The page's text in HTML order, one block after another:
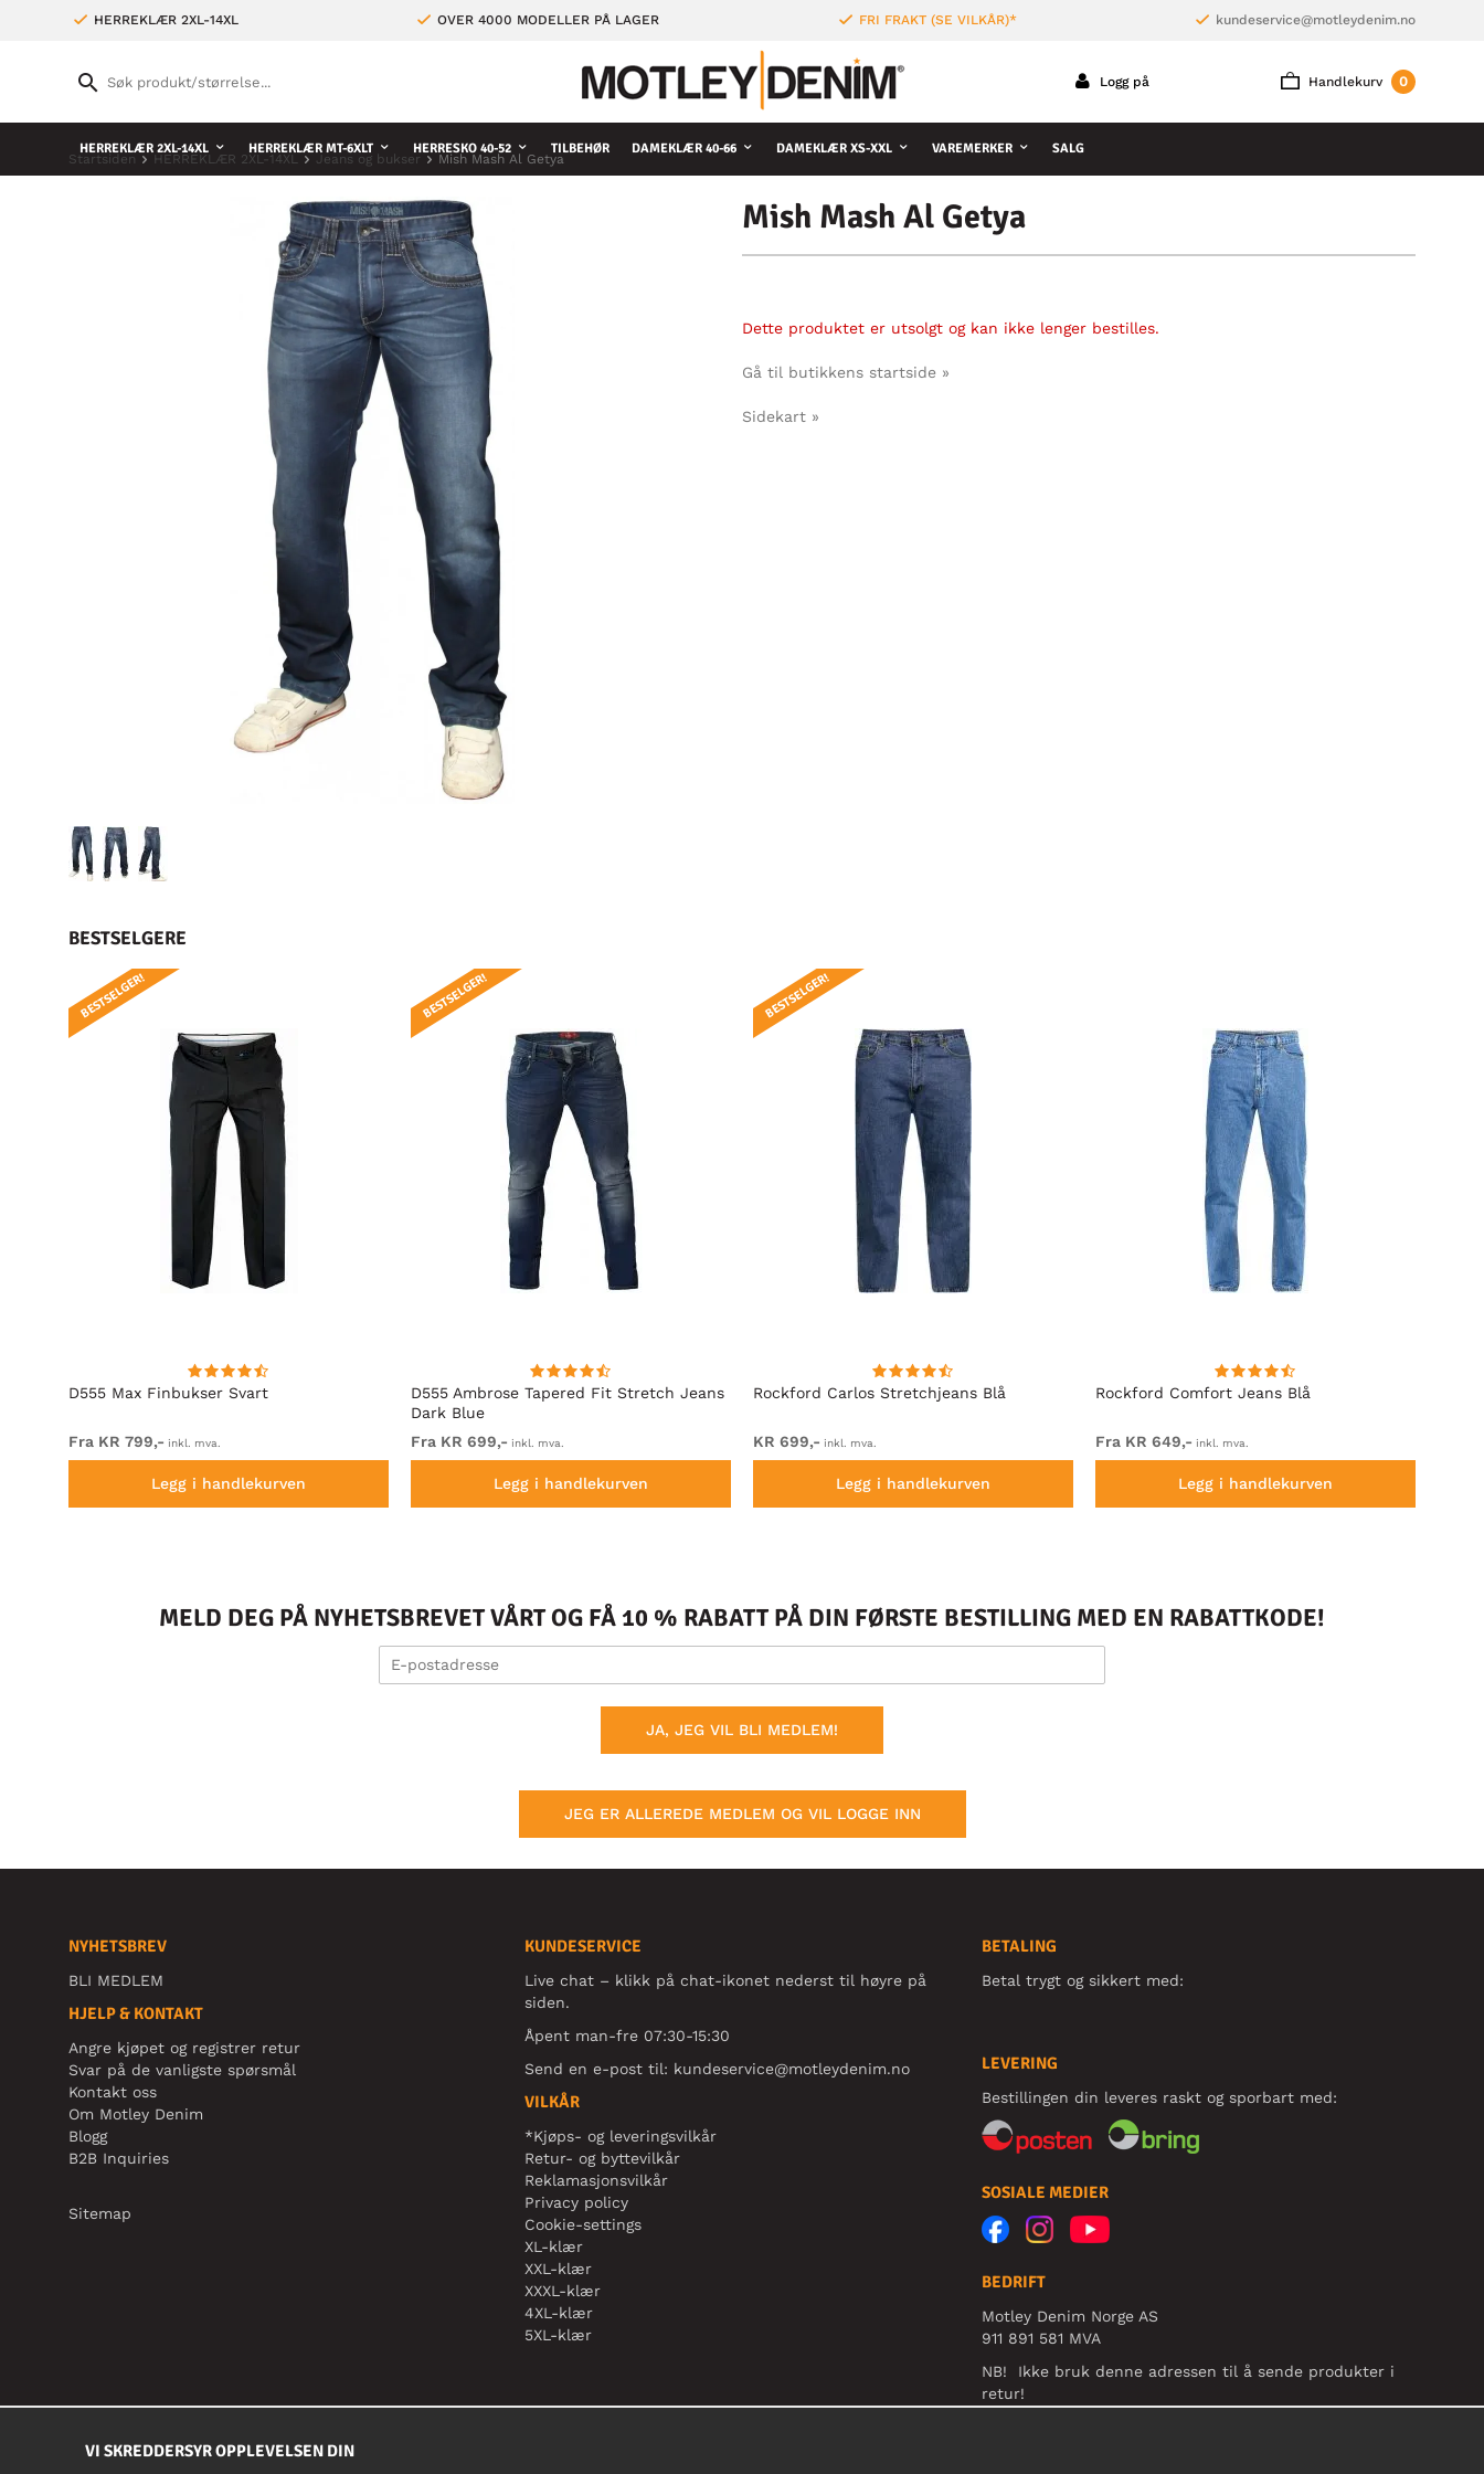
HERREKLÆR 2XL-14XL OVER 4000 MODELLER PÅ LAGER FRI FRAKT (SE VILKÅR)* kundeservice@motleydenim.no
Handlekurv 0
Logg på
HERREKLÆR 2XL-14XL HERREKLÆR MT-6XLT HERRESKO 40-52 TILBEHØR DAMEKLÆR 40-66 DAMEKLÆR XS-XXL VAREMERKER SALG
Startsiden HERREKLÆR 2XL-14XL Jeans og bukser Mish Mash Al Getya
Mish Mash Al Getya
Dette produktet er utsolgt og kan ikke lenger bestilles.
Gå til butikkens startside »
Sidekart »
BESTSELGERE
D555 Max Finbukser Svart
BESTSELGER!
Fra KR 799,- inkl. mva.
Legg i handlekurven
D555 Ambrose Tapered Fit Stretch Jeans
Dark Blue
BESTSELGER!
Fra KR 699,- inkl. mva.
Legg i handlekurven
Rockford Carlos Stretchjeans Blå
BESTSELGER!
KR 699,- inkl. mva.
Legg i handlekurven
Rockford Comfort Jeans Blå
Fra KR 649,- inkl. mva.
Legg i handlekurven
MELD DEG PÅ NYHETSBREVET VÅRT OG FÅ 10 % RABATT PÅ DIN FØRSTE BESTILLING MED EN RABATTKODE!
JA, JEG VIL BLI MEDLEM!
JEG ER ALLEREDE MEDLEM OG VIL LOGGE INN
NYHETSBREV
BLI MEDLEM
HJELP & KONTAKT
Angre kjøpet og registrer retur
Svar på de vanligste spørsmål
Kontakt oss
Om Motley Denim
Blogg
B2B Inquiries
Sitemap
KUNDESERVICE
Live chat – klikk på chat-ikonet nederst til høyre på
siden.
Åpent man-fre 07:30-15:30
Send en e-post til: kundeservice@motleydenim.no
VILKÅR
*Kjøps- og leveringsvilkår
Retur- og byttevilkår
Reklamasjonsvilkår
Privacy policy
Cookie-settings
XL-klær
XXL-klær
XXXL-klær
4XL-klær
5XL-klær
BETALING
Betal trygt og sikkert med:
LEVERING
Bestillingen din leveres raskt og sporbart med:
SOSIALE MEDIER
BEDRIFT
Motley Denim Norge AS
911 891 581 MVA
NB! Ikke bruk denne adressen til å sende produkter i
retur!
VI SKREDDERSYR OPPLEVELSEN DIN